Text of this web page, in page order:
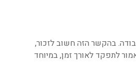
בהקשר הזה חשוב לזכור,
לתפקד לאורך זמן, במיוחד